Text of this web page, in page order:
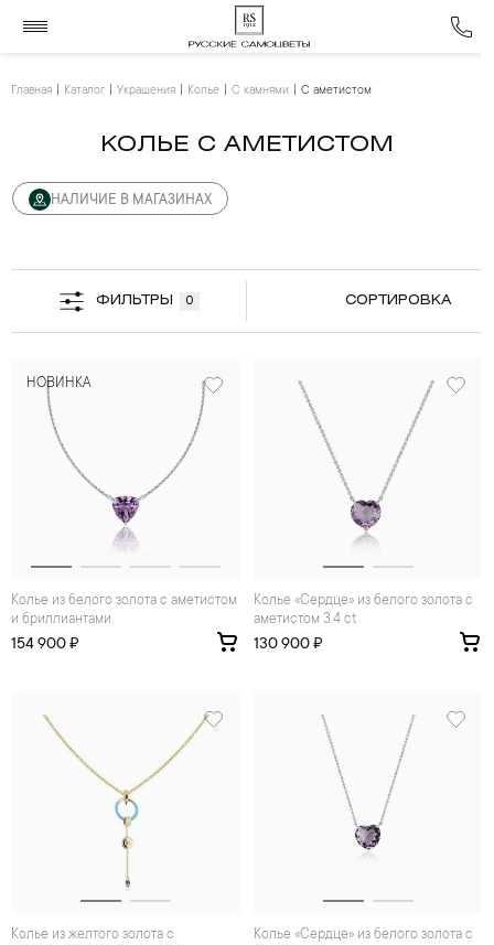
Главная Каталог Украшения Колье С камнями С аметистом
КОЛЬЕ С АМЕТИСТОМ
НАЛИЧИЕ В МАГАЗИНАХ
ФИЛЬТРЫ 0 СОРТИРОВКА
НОВИНКА
Колье из белого золота с аметистом
и бриллиантами
154 900 ₽
Колье «Сердце» из белого золота с
аметистом 3.4 ct
130 900 ₽
Колье из желтого золота с
Колье «Сердце» из белого золота с